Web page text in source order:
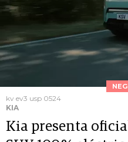
kv ev3 usp 0524
KIA
Kia presenta